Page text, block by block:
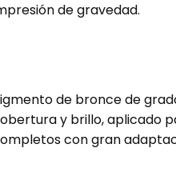
de gravedad.
de bronce de
y brillo, aplicado
con gran